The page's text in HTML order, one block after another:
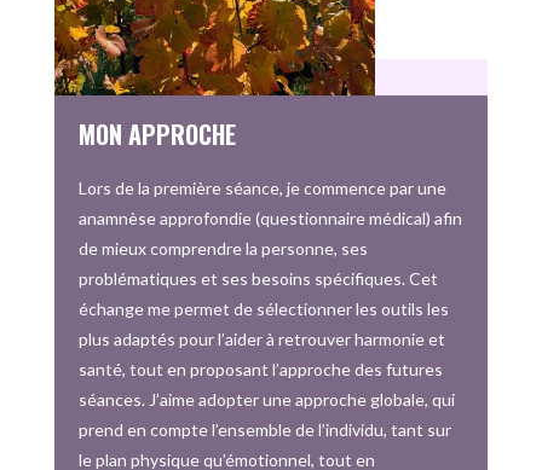
MON APPROCHE
Lors de la première séance, je commence par une
anamnèse approfondie (questionnaire médical) afin
de mieux comprendre la personne, ses
problématiques et ses besoins spécifiques. Cet
échange me permet de sélectionner les outils les
plus adaptés pour l’aider à retrouver harmonie et
santé, tout en proposant l’approche des futures
séances. J’aime adopter une approche globale, qui
prend en compte l’ensemble de l’individu, tant sur
le plan physique qu’émotionnel, tout en